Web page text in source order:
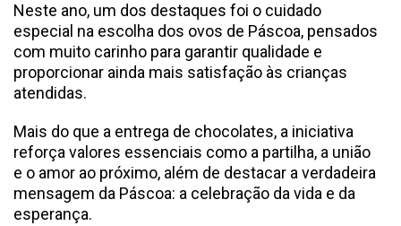
Neste ano, um dos destaques foi o cuidado
especial na escolha dos ovos de Páscoa, pensados
com muito carinho para garantir qualidade e
proporcionar ainda mais satisfação às crianças
atendidas.
Mais do que a entrega de chocolates, a iniciativa
reforça valores essenciais como a partilha, a união
e o amor ao próximo, além de destacar a verdadeira
mensagem da Páscoa: a celebração da vida e da
esperança.